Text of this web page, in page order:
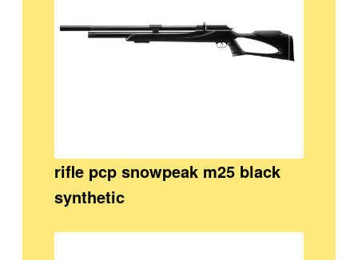
rifle pcp snowpeak m25 black
synthetic